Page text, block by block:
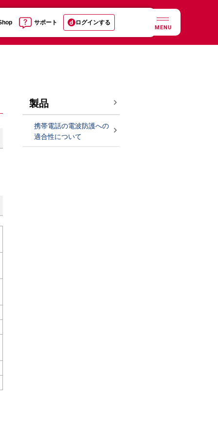
サポート ログインする
MENU
製品
携帯電話の電波防護への
適合性について